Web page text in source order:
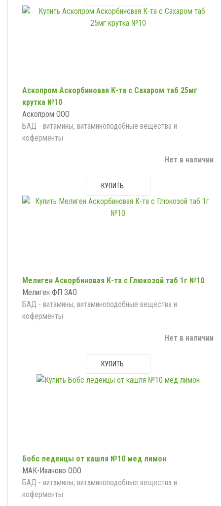
Аскопром Аскорбиновая К-та с Сахаром таб 25мг
крутка №10
Аскопром ООО
БАД - витамины, витаминоподобные вещества и
коферменты
Нет в наличии
КУПИТЬ
Мелиген Аскорбиновая К-та с Глюкозой таб 1г №10
Мелиген ФП ЗАО
БАД - витамины, витаминоподобные вещества и
коферменты
Нет в наличии
КУПИТЬ
Бобс леденцы от кашля №10 мед лимон
МАК-Иваново ООО
БАД - витамины, витаминоподобные вещества и
коферменты